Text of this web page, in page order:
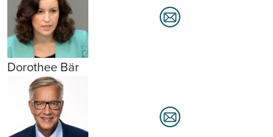
Dorothee Bär